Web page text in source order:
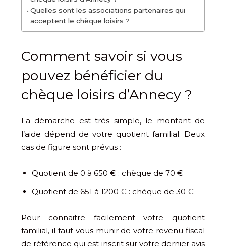
Quelles sont les associations partenaires qui
acceptent le chèque loisirs ?
Comment savoir si vous
pouvez bénéficier du
chèque loisirs d’Annecy ?
La démarche est très simple, le montant de
l’aide dépend de votre quotient familial. Deux
cas de figure sont prévus :
Quotient de 0 à 650 € : chèque de 70 €
Quotient de 651 à 1200 € : chèque de 30 €
Pour connaitre facilement votre quotient
familial, il faut vous munir de votre revenu fiscal
de référence qui est inscrit sur votre dernier avis